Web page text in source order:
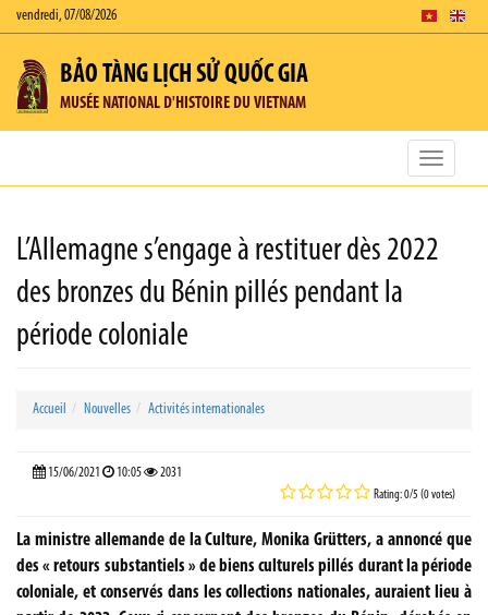
vendredi, 07/08/2026
BẢO TÀNG LỊCH SỬ QUỐC GIA
MUSÉE NATIONAL D'HISTOIRE DU VIETNAM
Toggle
L’Allemagne s’engage à restituer dès 2022
des bronzes du Bénin pillés pendant la
période coloniale
Accueil Nouvelles Activités internationales
15/06/2021 10:05 2031
Rating: 0/5 (0 votes)
La ministre allemande de la Culture, Monika Grütters, a annoncé que
des « retours substantiels » de biens culturels pillés durant la période
coloniale, et conservés dans les collections nationales, auraient lieu à